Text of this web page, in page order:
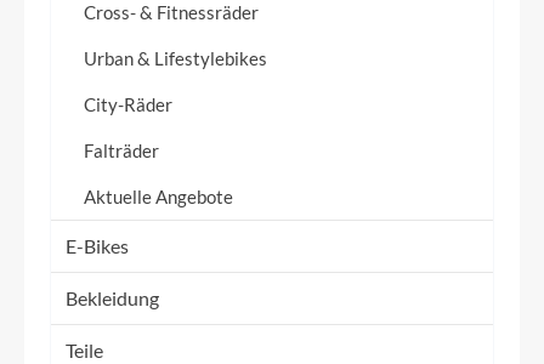
Cross- & Fitnessräder
Urban & Lifestylebikes
City-Räder
Falträder
Aktuelle Angebote
E-Bikes
Bekleidung
Teile